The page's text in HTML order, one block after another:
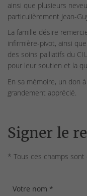
ainsi que plusieurs
particulièrement Jean-
La famille désire
infirmière-pivot, ainsi
des soins palliatifs du
pour leur soutien et la
En sa mémoire, un don
grandement apprécié.
Signer le
* Tous ces champs sont
Votre nom *